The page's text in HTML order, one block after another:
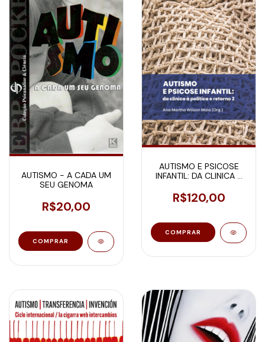
AUTISMO - A CADA UM
SEU GENOMA
R$20,00
AUTISMO E PSICOSE
INFANTIL: DA CLINICA À
R$120,00